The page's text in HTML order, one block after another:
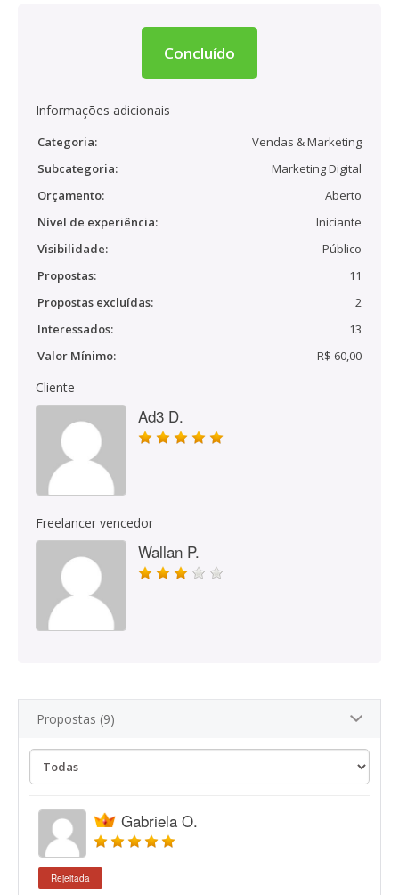
Concluído
Informações adicionais
Categoria:
Vendas & Marketing
Subcategoria:
Marketing Digital
Orçamento:
Aberto
Nível de experiência:
Iniciante
Visibilidade:
Público
Propostas:
11
Propostas excluídas:
2
Interessados:
13
Valor Mínimo:
R$ 60,00
Cliente
Ad3 D.
Freelancer vencedor
Wallan P.
Propostas (9)
Gabriela O.
Rejeitada